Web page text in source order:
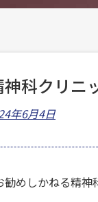
神科クリ
年6月4日
めしかねる精神